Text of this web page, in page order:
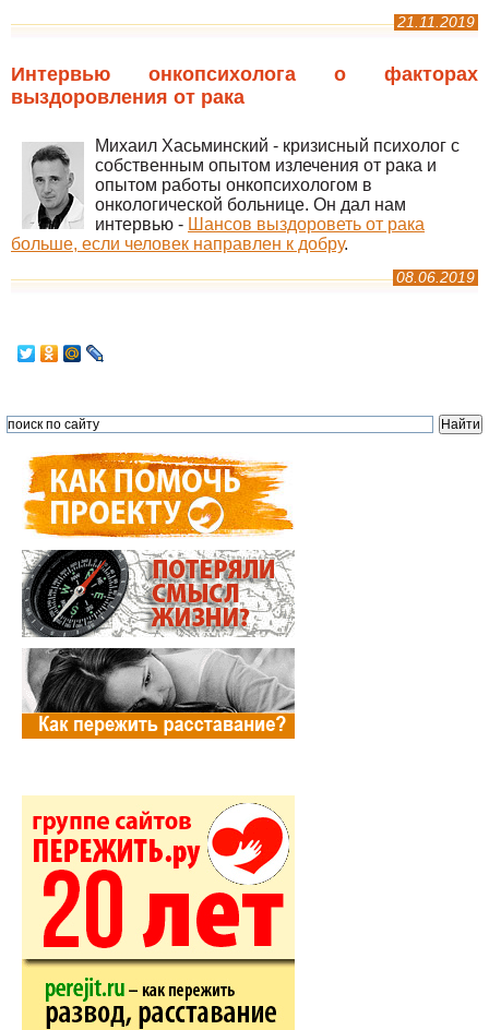
21.11.2019
Интервью онкопсихолога о факторах
выздоровления от рака
Михаил Хасьминский - кризисный психолог с
собственным опытом излечения от рака и
опытом работы онкопсихологом в
онкологической больнице. Он дал нам
интервью - Шансов выздороветь от рака
больше, если человек направлен к добру.
08.06.2019